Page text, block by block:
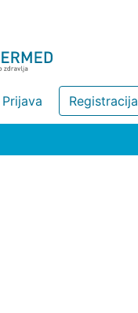
Registracija
Prijava